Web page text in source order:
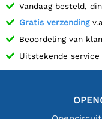
Vandaag besteld,
Gratis verzending
Beoordeling van
Uitstekende service